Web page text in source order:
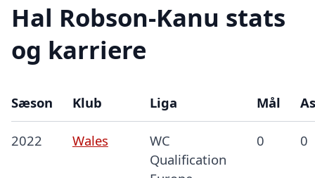
Hal Robson-Kanu stats
og karriere
Sæson Klub Liga Mål
2022 Wales
WC
Qualification
0 0